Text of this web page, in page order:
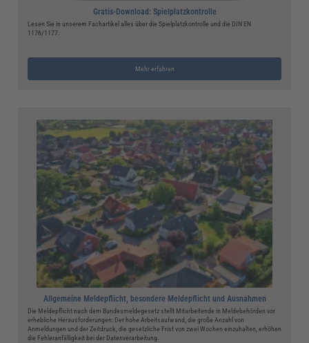
Gratis-Download: Spielplatzkontrolle
Lesen Sie in unserem Fachartikel alles über die Spielplatzkontrolle und die DIN EN
1176/1177.
Mehr erfahren
Allgemeine Meldepflicht, besondere Meldepflicht und Ausnahmen
Die Meldepflicht nach dem Bundesmeldegesetz stellt Mitarbeitende in Meldebehörden vor
erhebliche Herausforderungen: Der hohe Arbeitsaufwand, die große Anzahl von
Anmeldungen und der Zeitdruck, die gesetzliche Frist von zwei Wochen einzuhalten, erhöhen
die Fehleranfälligkeit bei der Datenverarbeitung.